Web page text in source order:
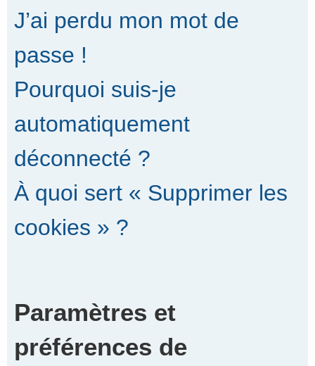
J’ai perdu mon mot de
passe !
Pourquoi suis-je
automatiquement
déconnecté ?
À quoi sert « Supprimer les
cookies » ?
Paramètres et
préférences de